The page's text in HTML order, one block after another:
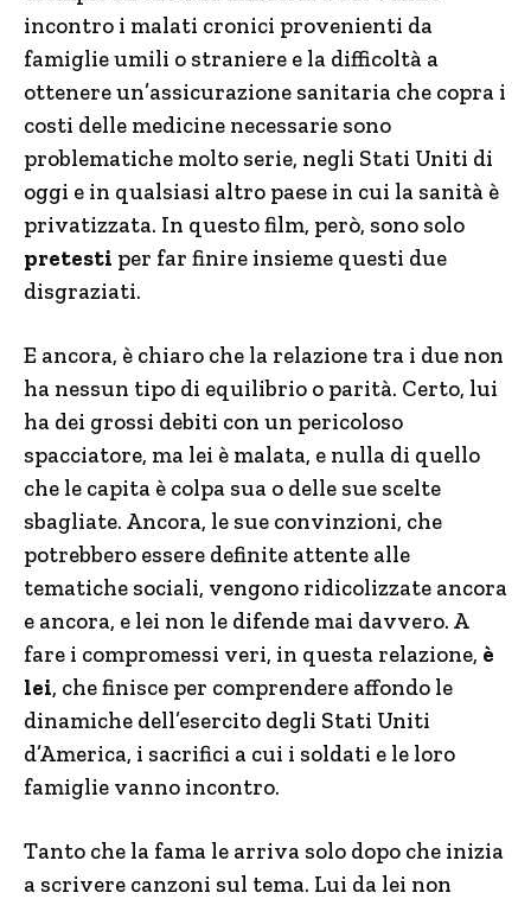
incontro i malati cronici provenienti da
famiglie umili o straniere e la difficoltà a
ottenere un’assicurazione sanitaria che copra i
costi delle medicine necessarie sono
problematiche molto serie, negli Stati Uniti di
oggi e in qualsiasi altro paese in cui la sanità è
privatizzata. In questo film, però, sono solo
pretesti per far finire insieme questi due
disgraziati.
E ancora, è chiaro che la relazione tra i due non
ha nessun tipo di equilibrio o parità. Certo, lui
ha dei grossi debiti con un pericoloso
spacciatore, ma lei è malata, e nulla di quello
che le capita è colpa sua o delle sue scelte
sbagliate. Ancora, le sue convinzioni, che
potrebbero essere definite attente alle
tematiche sociali, vengono ridicolizzate ancora
e ancora, e lei non le difende mai davvero. A
fare i compromessi veri, in questa relazione, è
lei, che finisce per comprendere affondo le
dinamiche dell’esercito degli Stati Uniti
d’America, i sacrifici a cui i soldati e le loro
famiglie vanno incontro.
Tanto che la fama le arriva solo dopo che inizia
a scrivere canzoni sul tema. Lui da lei non